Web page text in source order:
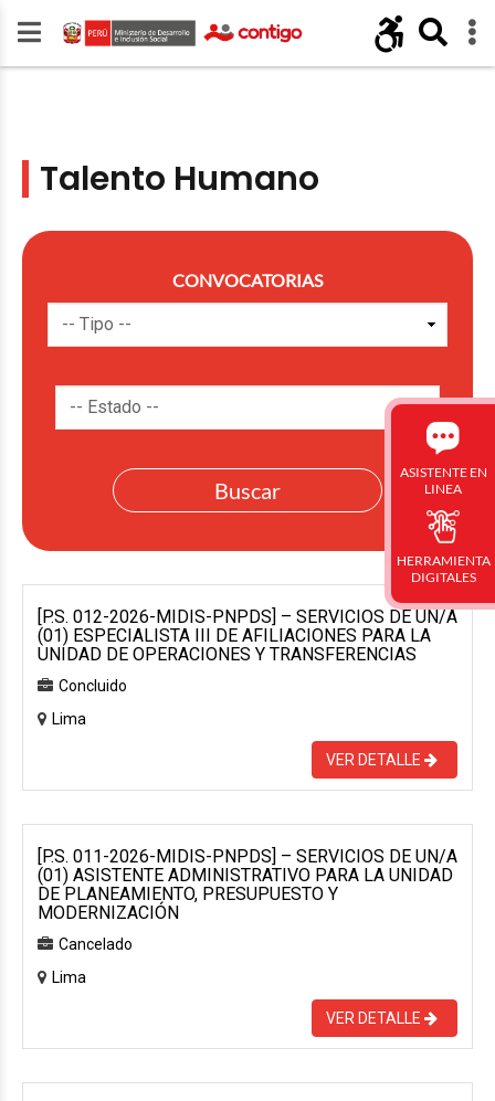
Talento Humano
CONVOCATORIAS
[P.S. 012-2026-MIDIS-PNPDS] – SERVICIOS DE UN/A
(01) ESPECIALISTA III DE AFILIACIONES PARA LA
UNIDAD DE OPERACIONES Y TRANSFERENCIAS
Concluido
Lima
VER DETALLE
[P.S. 011-2026-MIDIS-PNPDS] – SERVICIOS DE UN/A
(01) ASISTENTE ADMINISTRATIVO PARA LA UNIDAD
DE PLANEAMIENTO, PRESUPUESTO Y
MODERNIZACIÓN
Cancelado
Lima
VER DETALLE
ASISTENTE EN
LINEA
HERRAMIENTA
DIGITALES